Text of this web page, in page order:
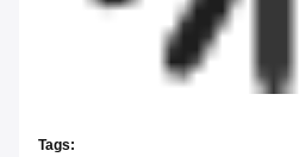
Tags: